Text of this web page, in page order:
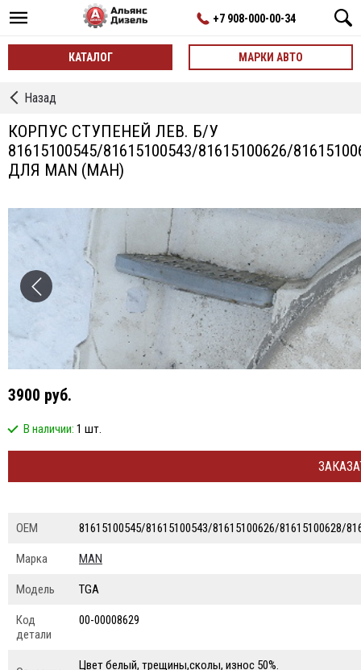
+7 908-000-00-34
КАТАЛОГ МАРКИ АВТО
←
Ступеней
Назад
КОРПУС СТУПЕНЕЙ ЛЕВ. Б/У
81615100545/81615100543/81615100626/
ДЛЯ MAN (МАН)
3900 руб.
В наличии: 1 шт.
ОЕМ 81615100545/81615100543/81615100626/81615100628/
Марка MAN
Модель TGA
Код
детали
00-00008629
Цвет белый, трещины,сколы, износ 50%.